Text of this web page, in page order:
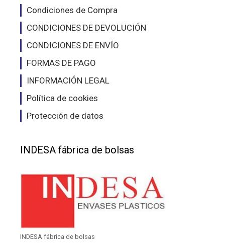
Condiciones de Compra
CONDICIONES DE DEVOLUCIÓN
CONDICIONES DE ENVÍO
FORMAS DE PAGO
INFORMACIÓN LEGAL
Política de cookies
Protección de datos
INDESA fábrica de bolsas
INDESA fábrica de bolsas